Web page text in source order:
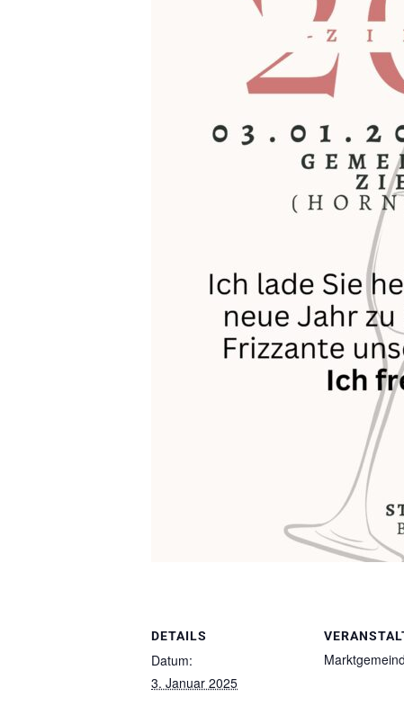
DETAILS
Datum:
3. Januar 2025